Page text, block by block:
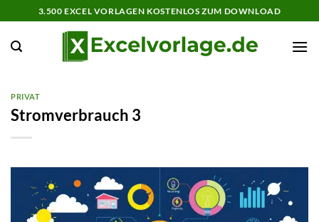
Inhalt
springen
3.500 EXCEL VORLAGEN KOSTENLOS ZUM DOWNLOAD
PRIVAT
Stromverbrauch 3